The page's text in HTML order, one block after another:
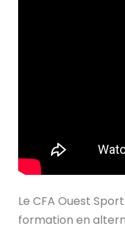
Le CFA Ouest
formation en